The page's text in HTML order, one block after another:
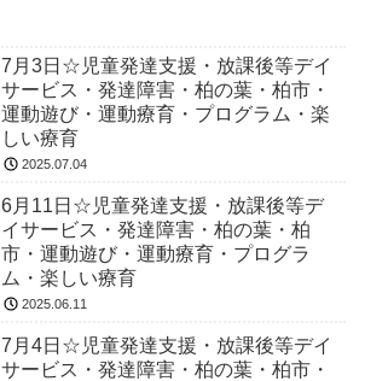
7月3日☆児童発達支援・放課後等デイ
サービス・発達障害・柏の葉・柏市・
運動遊び・運動療育・プログラム・楽
しい療育
2025.07.04
6月11日☆児童発達支援・放課後等デ
イサービス・発達障害・柏の葉・柏
市・運動遊び・運動療育・プログラ
ム・楽しい療育
2025.06.11
7月4日☆児童発達支援・放課後等デイ
サービス・発達障害・柏の葉・柏市・